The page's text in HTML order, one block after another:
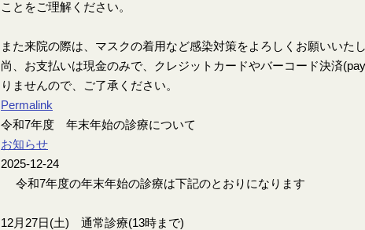
ことをご理解ください。
また来院の際は、マスクの着用など感染対策をよろしくお願いいたし
尚、お支払いは現金のみで、クレジットカードやバーコード決済
りませんので、ご了承ください。
Permalink
令和7年度 年末年始の診療について
お知らせ
2025-12-24
令和7年度の年末年始の診療は下記のとおりになります
12月27日(土) 通常診療(13時まで)